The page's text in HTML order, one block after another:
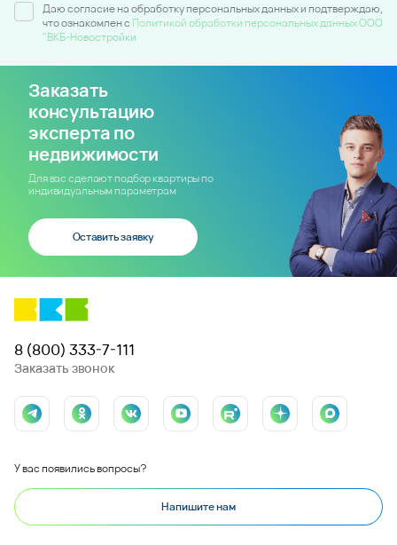
Даю согласие на обработку персональных данных и подтверждаю,
что ознакомлен c Политикой обработки персональных данных ООО
"ВКБ-Новостройки
Заказать
консультацию
эксперта по
недвижимости
Для вас сделают подбор квартиры по
индивидуальным параметрам
Оставить заявку
8 (800) 333-7-111
Заказать звонок
У вас появились вопросы?
Напишите нам